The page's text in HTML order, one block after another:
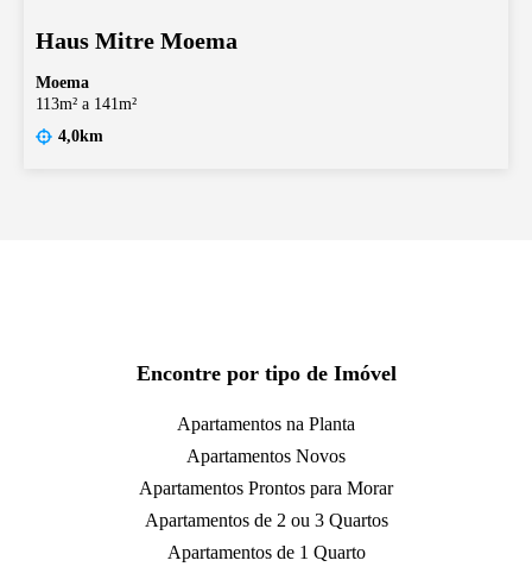
Haus Mitre Moema
Moema
113m² a 141m²
4,0km
Encontre por tipo de Imóvel
Apartamentos na Planta
Apartamentos Novos
Apartamentos Prontos para Morar
Apartamentos de 2 ou 3 Quartos
Apartamentos de 1 Quarto